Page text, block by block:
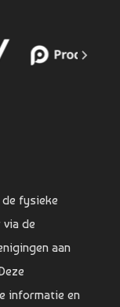
fysieke
de
aan
informatie en